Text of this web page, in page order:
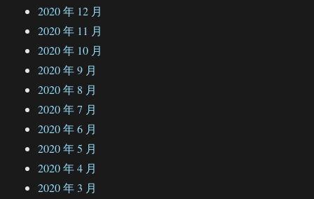
2020 年 12 月
2020 年 11 月
2020 年 10 月
2020 年 9 月
2020 年 8 月
2020 年 7 月
2020 年 6 月
2020 年 5 月
2020 年 4 月
2020 年 3 月